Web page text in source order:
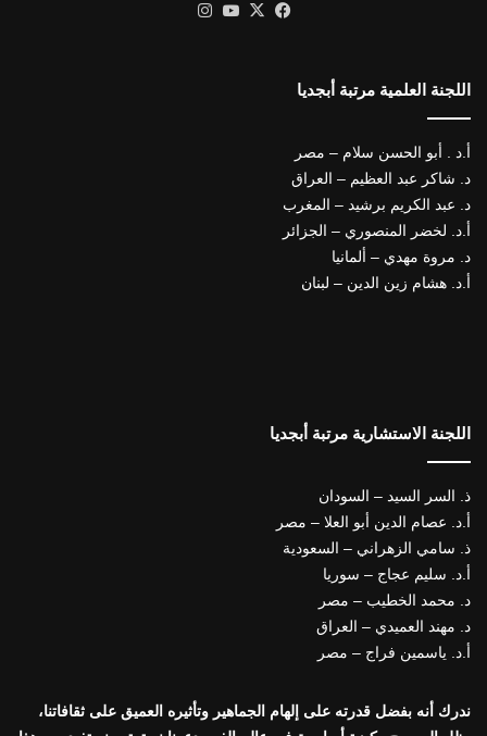
فيسبوك
X يوتيوب
اللجنة العلمية مرتبة أبجديا
أ.د . أبو الحسن سلام – مصر
د. شاكر عبد العظيم – العراق
د. عبد الكريم برشيد – المغرب
أ.د. لخضر المنصوري – الجزائر
د. مروة مهدي – ألمانيا
أ.د. هشام زين الدين – لبنان
اللجنة الاستشارية مرتبة أبجديا
ذ. السر السيد – السودان
أ.د. عصام الدين أبو العلا – مصر
ذ. سامي الزهراني – السعودية
أ.د. سليم عجاج – سوريا
د. محمد الخطيب – مصر
د. مهند العميدي – العراق
أ.د. ياسمين فراج – مصر
ندرك أنه بفضل قدرته على إلهام الجماهير وتأثيره العميق على ثقافاتنا،